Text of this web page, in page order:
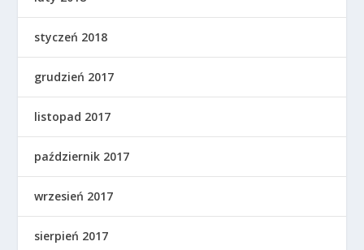
styczeń 2018
grudzień 2017
listopad 2017
październik 2017
wrzesień 2017
sierpień 2017